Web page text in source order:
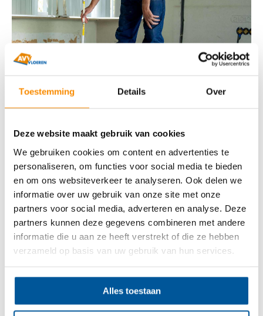
Toestemming Details Over
Deze website maakt gebruik van cookies
We gebruiken cookies om content en advertenties te
personaliseren, om functies voor social media te bieden
en om ons websiteverkeer te analyseren. Ook delen we
informatie over uw gebruik van onze site met onze
partners voor social media, adverteren en analyse. Deze
partners kunnen deze gegevens combineren met andere
informatie die u aan ze heeft verstrekt of die ze hebben
verzameld op basis van uw gebruik van hun services.
Alles toestaan
Waar kun je een
anhydrietvloer allemaal
toepassen?
Deze veelzijdige vloeroplossing kan in veel situaties
ingezet worden. Of het nu gaat om een appartement,
gezinswoning of kantoorpand, een anhydrietvloer is breed
inzetbaar.